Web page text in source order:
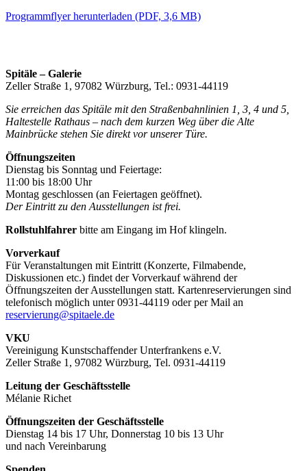
Programmflyer herunterladen (PDF, 3,6 MB)
Spitäle – Galerie
Zeller Straße 1, 97082 Würzburg, Tel.: 0931-44119
Sie erreichen das Spitäle mit den Straßenbahnlinien 1, 3, 4 und 5,
Haltestelle Rathaus – nach dem kurzen Weg über die Alte
Mainbrücke stehen Sie direkt vor unserer Türe.
Öffnungszeiten
Dienstag bis Sonntag und Feiertage:
11:00 bis 18:00 Uhr
Montag geschlossen (an Feiertagen geöffnet).
Der Eintritt zu den Ausstellungen ist frei.
Rollstuhlfahrer bitte am Eingang im Hof klingeln.
Vorverkauf
Für Veranstaltungen mit Eintritt (Konzerte, Filmabende,
Diskussionen etc.) findet der Vorverkauf während der
Öffnungszeiten der Ausstellungen statt. Kartenreservierungen sind
telefonisch möglich unter 0931-44119 oder per Mail an
reservierung@spitaele.de
VKU
Vereinigung Kunstschaffender Unterfrankens e.V.
Zeller Straße 1, 97082 Würzburg, Tel. 0931-44119
Leitung der Geschäftsstelle
Mélanie Richet
Öffnungszeiten der Geschäftsstelle
Dienstag 14 bis 17 Uhr, Donnerstag 10 bis 13 Uhr
und nach Vereinbarung